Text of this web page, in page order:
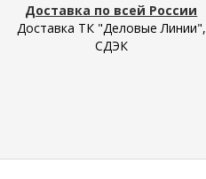
Доставка по всей России
Доставка ТК "Деловые Линии",
СДЭК